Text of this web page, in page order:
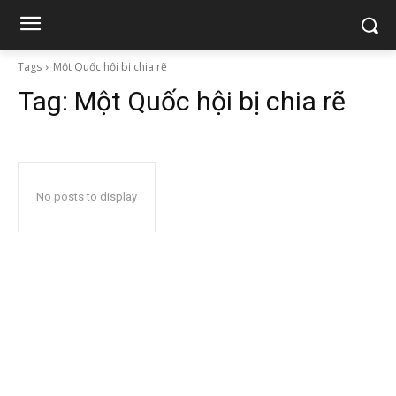
Tags Một Quốc hội bị chia rẽ
Tag: Một Quốc hội bị chia rẽ
No posts to display